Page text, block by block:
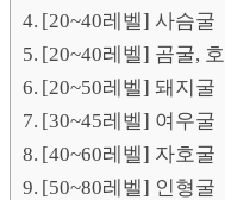
[20~40레벨] 사슴굴
[20~40레벨] 곰굴,
[20~50레벨] 돼지굴
[30~45레벨] 여우굴
[40~60레벨] 자호굴
[50~80레벨] 인형굴